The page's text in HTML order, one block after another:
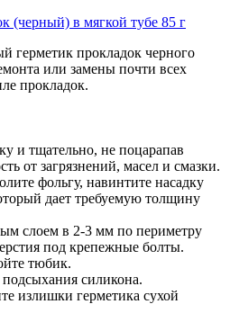
герметик прокладок черного
или замены почти всех
прокладок.
и тщательно, не поцарапав
от загрязнений, масел и смазки.
фольгу, навинтите насадку
дает требуемую толщину
слоем в 2-3 мм по периметру
под крепежные болты.
тюбик.
силикона.
излишки герметика сухой